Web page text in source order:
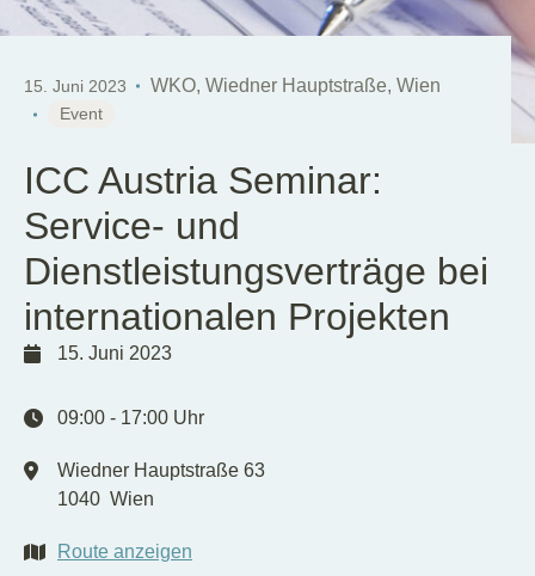
DE
15. Juni 2023 WKO, Wiedner Hauptstraße, Wien
Event
ICC Austria Seminar:
Service- und
Dienstleistungsverträge bei
internationalen Projekten
15. Juni 2023
09:00 - 17:00 Uhr
Wiedner Hauptstraße 63
1040 Wien
Route anzeigen